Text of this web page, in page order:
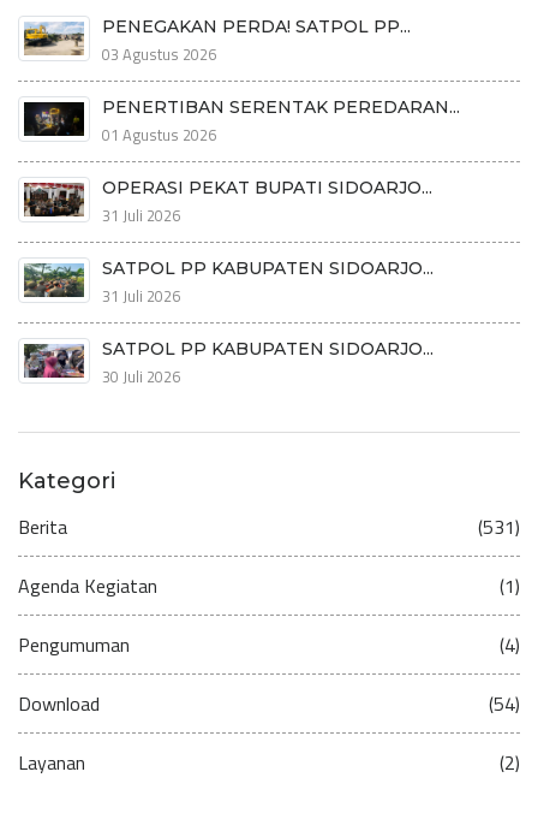
PENEGAKAN PERDA! SATPOL PP...
03 Agustus 2026
PENERTIBAN SERENTAK PEREDARAN...
01 Agustus 2026
OPERASI PEKAT BUPATI SIDOARJO...
31 Juli 2026
SATPOL PP KABUPATEN SIDOARJO...
31 Juli 2026
SATPOL PP KABUPATEN SIDOARJO...
30 Juli 2026
Kategori
Berita (531)
Agenda Kegiatan (1)
Pengumuman (4)
Download (54)
Layanan (2)